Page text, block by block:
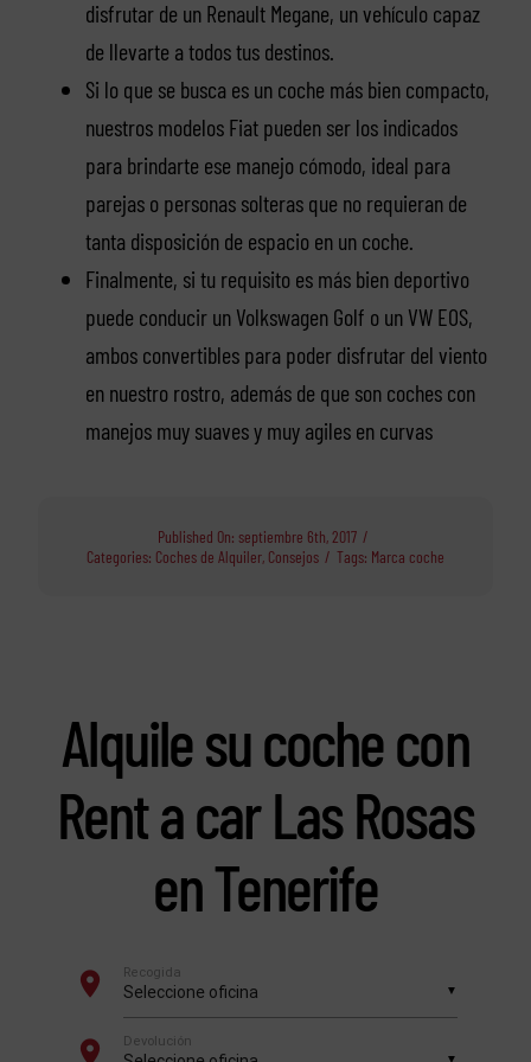
disfrutar de un Renault Megane, un vehículo capaz
de llevarte a todos tus destinos.
Si lo que se busca es un coche más bien compacto,
nuestros modelos Fiat pueden ser los indicados
para brindarte ese manejo cómodo, ideal para
parejas o personas solteras que no requieran de
tanta disposición de espacio en un coche.
Finalmente, si tu requisito es más bien deportivo
puede conducir un Volkswagen Golf o un VW EOS,
ambos convertibles para poder disfrutar del viento
en nuestro rostro, además de que son coches con
manejos muy suaves y muy agiles en curvas
Published On: septiembre 6th, 2017 /
Categories: Coches de Alquiler, Consejos / Tags: Marca coche
Alquile su coche con
Rent a car Las Rosas
en Tenerife